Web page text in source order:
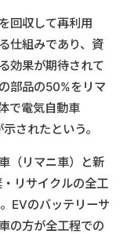
回収して再利用
仕組みであり、資
効果が期待されて
部品の50%をリマ
で電気自動車
されたという。
（リマニ車）と新
リサイクルの全工
EVのバッテリーサ
の方が全工程での